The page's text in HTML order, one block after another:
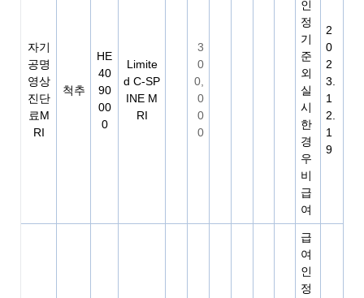
자기
공명
영상
진단
료M
RI
척추
HE
40
90
00
0
Limite
d C-SP
INE M
RI
3
0
0,
0
0
0
인
정
기
준
외
실
시
한
경
우
비
급
여
2
0
2
3.
1
2.
1
9
급
여
인
정